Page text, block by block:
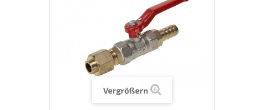
Vergrößern